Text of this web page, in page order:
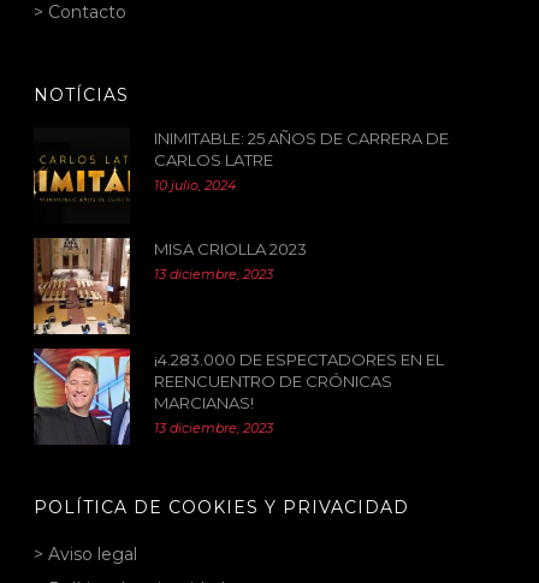
> Contacto
NOTÍCIAS
INIMITABLE: 25 AÑOS DE CARRERA DE
CARLOS LATRE
10 julio, 2024
MISA CRIOLLA 2023
13 diciembre, 2023
¡4.283.000 DE ESPECTADORES EN EL
REENCUENTRO DE CRÓNICAS
MARCIANAS!
13 diciembre, 2023
POLÍTICA DE COOKIES Y PRIVACIDAD
> Aviso legal